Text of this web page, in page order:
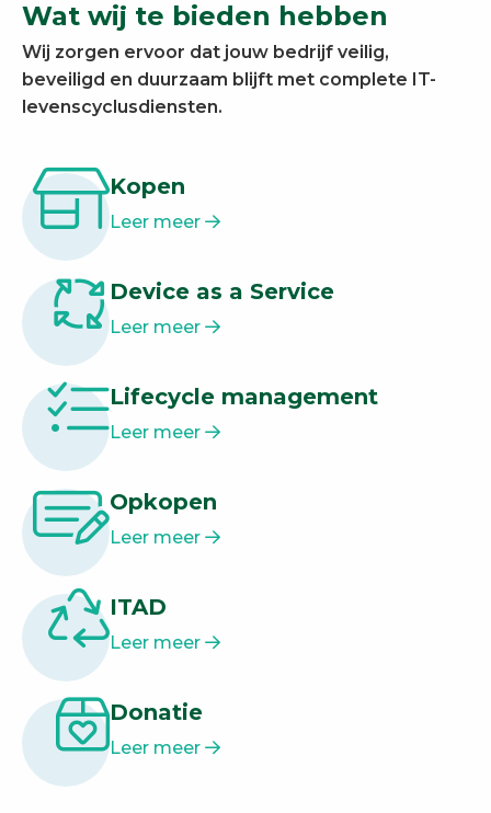
Wat wij te bieden hebben
Wij zorgen ervoor dat jouw bedrijf veilig,
beveiligd en duurzaam blijft met complete IT-
levenscyclusdiensten.
Kopen
Leer meer
Device as a Service
Leer meer
Lifecycle management
Leer meer
Opkopen
Leer meer
ITAD
Leer meer
Donatie
Leer meer